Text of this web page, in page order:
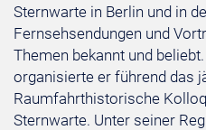
Sternwarte in Berlin und in
Fernsehsendungen und
Themen bekannt und
organisierte er führend das
Raumfahrthistorische
Sternwarte. Unter seiner